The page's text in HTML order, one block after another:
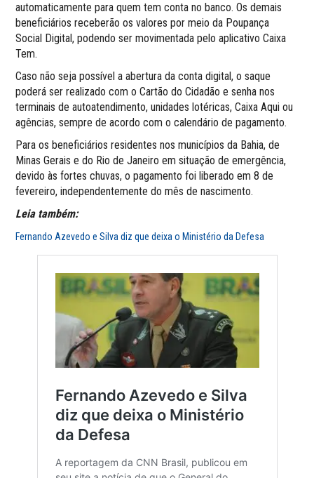
automaticamente para quem tem conta no banco. Os demais
beneficiários receberão os valores por meio da Poupança
Social Digital, podendo ser movimentada pelo aplicativo Caixa
Tem.
Caso não seja possível a abertura da conta digital, o saque
poderá ser realizado com o Cartão do Cidadão e senha nos
terminais de autoatendimento, unidades lotéricas, Caixa Aqui ou
agências, sempre de acordo com o calendário de pagamento.
Para os beneficiários residentes nos municípios da Bahia, de
Minas Gerais e do Rio de Janeiro em situação de emergência,
devido às fortes chuvas, o pagamento foi liberado em 8 de
fevereiro, independentemente do mês de nascimento.
Leia também:
Fernando Azevedo e Silva diz que deixa o Ministério da Defesa